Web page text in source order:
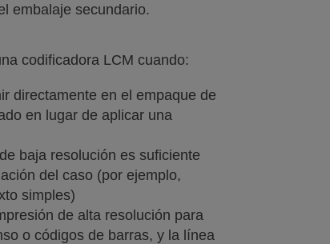
embalaje secundario.
codificadora LCM cuando:
directamente en el empaque de
en lugar de aplicar una
baja resolución es suficiente
del caso (por ejemplo,
simples)
de alta resolución para
o códigos de barras, y la línea